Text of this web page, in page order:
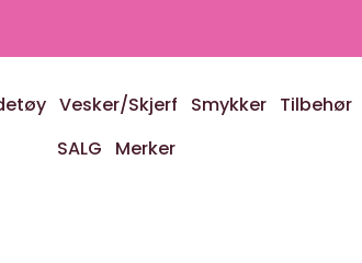
Vesker/Skjerf Smykker Tilbehør
SALG
Merker